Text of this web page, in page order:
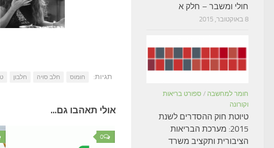
תגיות: חומוס חלב סויה חלבון
אולי תאהבו גם...
0
חולי ומשבר – חלק א
8 באוקטובר, 2015
חומר למחשבה / ספורט בריאות
וקורונה
טיוטת חוק ההסדרים לשנת
2015: מערכת הבריאות
הציבורית ותקציב משרד